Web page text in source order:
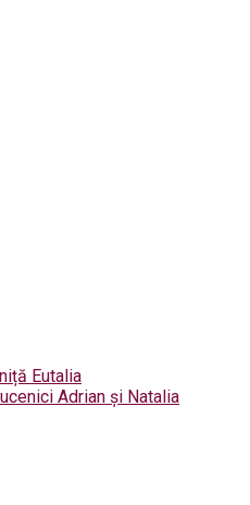
Eutalia
Adrian și Natalia